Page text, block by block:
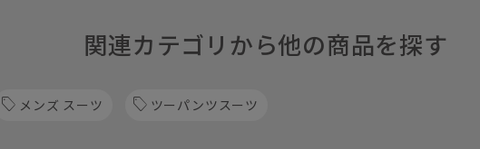
関連カテゴリから他の商品を探す
メンズ スーツ ツーパンツスーツ